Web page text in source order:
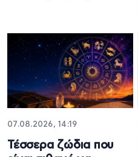
07.08.2026, 14:19
Τέσσερα ζώδια που